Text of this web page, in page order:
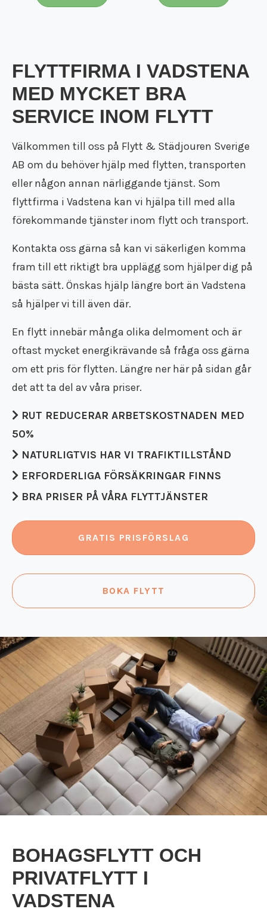
Flyttfirma Södermanland
FLYTTSTÄDNING
Flyttstädning Linköping
Flyttstädning Eskilstuna
Flyttstädning Nyköping
Flyttstädning Mjölby
Flyttstädning Katrineholm
Flyttstädning Finspång
Flyttstädning Strängnäs
Flyttstädning Söderköping
Flyttstädning Flen
Flyttstädning Trosa
Flyttstädning Järna
Flyttstädning Nykvarn
Flyttstädning Torshälla
Flyttstädning Åtvidaberg
Flyttstädning Valdemarsvik
Flyttstädning Mariefred
Flyttstädning Vingåker
Flyttstädning Ödeshög
Flyttstädning Östergötland
Flyttstädning Södermanland
TJÄNSTER
Bortforsling
Dödsbo
Företagsflytt
Kontorsflytt
Distansflytt
Utlandsflytt
Magasinering
Återbruk
Flyttpackning
Flyttkartonger
Företagsstädning
Slutstädning
Städfirma
Transportföretag
Kontakt
Vi är en Reco flyttfirma
Kundomdömen
Om oss
Flytt försäkring
Kollektivavtal
Användarvillkor
Anslut ditt företag
Nyheter
FLYTTFIRMA I VADSTENA
MED MYCKET BRA
SERVICE INOM FLYTT
Välkommen till oss på Flytt & Städjouren Sverige
AB om du behöver hjälp med flytten, transporten
eller någon annan närliggande tjänst. Som
flyttfirma i Vadstena kan vi hjälpa till med alla
förekommande tjänster inom flytt och transport.
Kontakta oss gärna så kan vi säkerligen komma
fram till ett riktigt bra upplägg som hjälper dig på
bästa sätt. Önskas hjälp längre bort än Vadstena
så hjälper vi till även där.
En flytt innebär många olika delmoment och är
oftast mycket energikrävande så fråga oss gärna
om ett pris för flytten. Längre ner här på sidan går
det att ta del av våra priser.
RUT REDUCERAR ARBETSKOSTNADEN MED
50%
NATURLIGTVIS HAR VI TRAFIKTILLSTÅND
ERFORDERLIGA FÖRSÄKRINGAR FINNS
BRA PRISER PÅ VÅRA FLYTTJÄNSTER
GRATIS PRISFÖRSLAG
BOKA FLYTT
BOHAGSFLYTT OCH
PRIVATFLYTT I
VADSTENA